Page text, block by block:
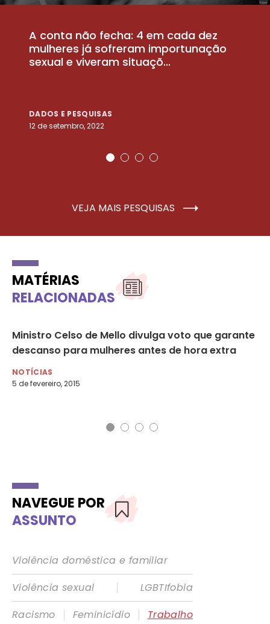
A conta não fecha: 4 em cada dez
mulheres já sofreram importunação
sexual e viveram situaçõ...
DADOS E PESQUISAS
12 de setembro, 2022
VEJA MAIS PESQUISAS
MATÉRIAS
RELACIONADAS
Ministro Celso de Mello divulga voto que garante
descanso para mulheres antes de hora extra
NOTÍCIAS
5 de fevereiro, 2015
NAVEGUE POR
ASSUNTO
Violência doméstica e familiar
Violência sexual
|
LGBTIfobia
Racismo
| Feminicídio |
Trabalho